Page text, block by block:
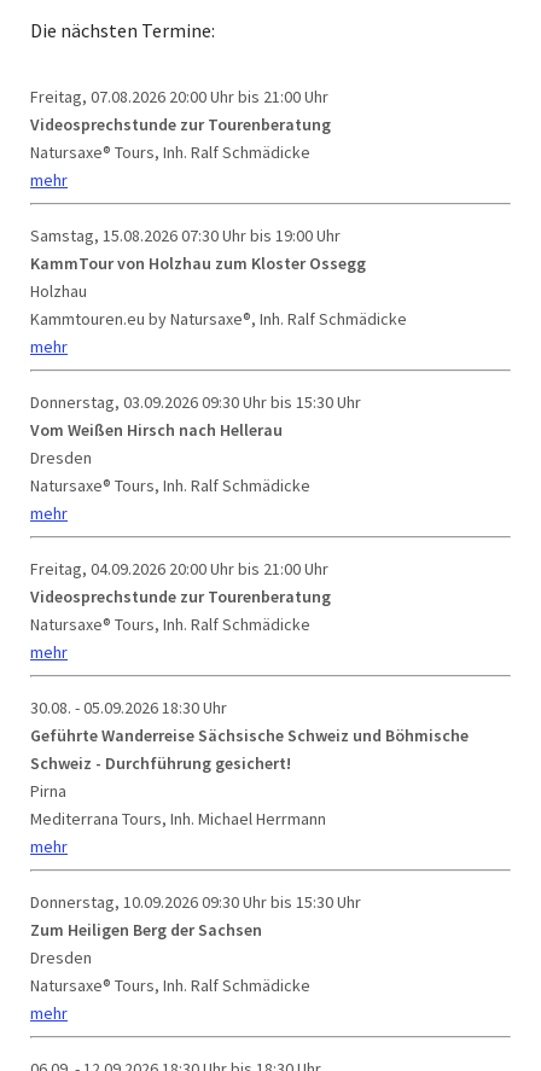
Die nächsten Termine:
Freitag, 07.08.2026 20:00 Uhr bis 21:00 Uhr
Videosprechstunde zur Tourenberatung
Natursaxe® Tours, Inh. Ralf Schmädicke
mehr
Samstag, 15.08.202607:30 Uhr bis 19:00 Uhr
KammTour von Holzhau zum Kloster Ossegg
Holzhau
Kammtouren.eu by Natursaxe®, Inh. Ralf Schmädicke
mehr
Donnerstag, 03.09.202609:30 Uhr bis 15:30 Uhr
Vom Weißen Hirsch nach Hellerau
Dresden
Natursaxe® Tours, Inh. Ralf Schmädicke
mehr
Freitag, 04.09.2026 20:00 Uhr bis 21:00 Uhr
Videosprechstunde zur Tourenberatung
Natursaxe® Tours, Inh. Ralf Schmädicke
mehr
30.08. - 05.09.202618:30 Uhr
Geführte Wanderreise Sächsische Schweiz und Böhmische
Schweiz - Durchführung gesichert!
Pirna
Mediterrana Tours, Inh. Michael Herrmann
mehr
Donnerstag, 10.09.202609:30 Uhr bis 15:30 Uhr
Zum Heiligen Berg der Sachsen
Dresden
Natursaxe® Tours, Inh. Ralf Schmädicke
mehr